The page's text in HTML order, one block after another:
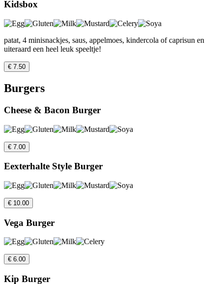
Kidsbox
patat, 4 minisnackjes, saus, appelmoes, kindercola of caprisun en
uiteraard een heel leuk speeltje!
€ 7.50
Burgers
Cheese & Bacon Burger
€ 7.00
Eexterhalte Style Burger
€ 10.00
Vega Burger
€ 6.00
Kip Burger